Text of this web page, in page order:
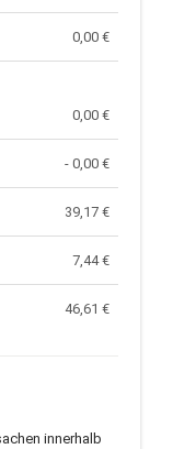
0,00 €
0,00 €
- 0,00 €
39,17 €
7,44€
46,61 €
innerhalb